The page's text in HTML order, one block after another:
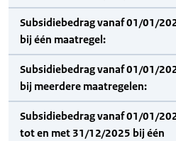
Subsidiebedrag vanaf 01/01/
bij één maatregel:
Subsidiebedrag vanaf 01/01/
bij meerdere maatregelen:
Subsidiebedrag vanaf 01/01/
tot en met 31/12/2025 bij één